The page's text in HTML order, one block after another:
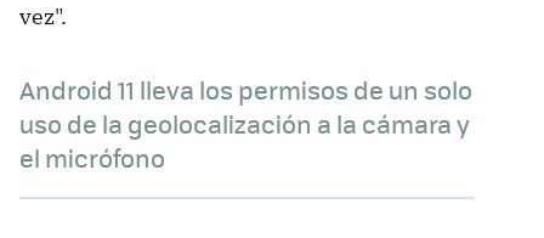
vez".
Android 11 lleva los permisos de un solo
uso de la geolocalización a la cámara y
el micrófono